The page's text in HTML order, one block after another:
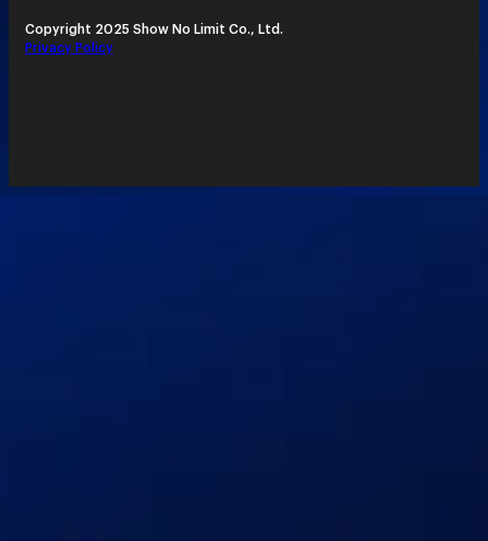
Copyright 2025 Show No Limit Co., Ltd.
Privacy Policy